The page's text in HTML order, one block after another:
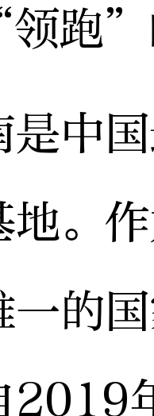
跑”
国
地。
一的
2019